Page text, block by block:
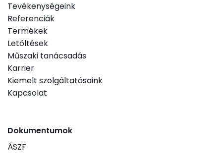
Tevékenységeink
Referenciák
Termékek
Letöltések
Műszaki tanácsadás
Karrier
Kiemelt szolgáltatásaink
Kapcsolat
Dokumentumok
ÁSZF